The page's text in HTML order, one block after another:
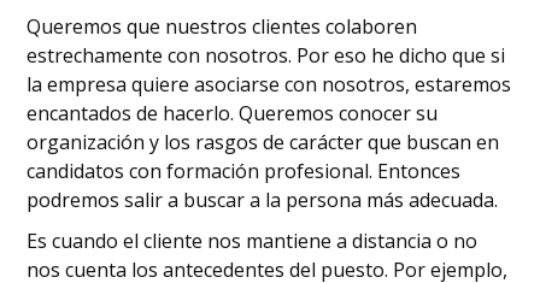
Queremos que nuestros clientes colaboren
estrechamente con nosotros. Por eso he dicho que si
la empresa quiere asociarse con nosotros, estaremos
encantados de hacerlo. Queremos conocer su
organización y los rasgos de carácter que buscan en
candidatos con formación profesional. Entonces
podremos salir a buscar a la persona más adecuada.
Es cuando el cliente nos mantiene a distancia o no
nos cuenta los antecedentes del puesto. Por ejemplo,